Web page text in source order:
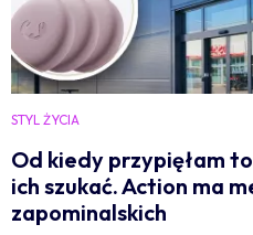
STYL ŻYCIA
Od kiedy przypięłam
ich szukać. Action ma
zapominalskich